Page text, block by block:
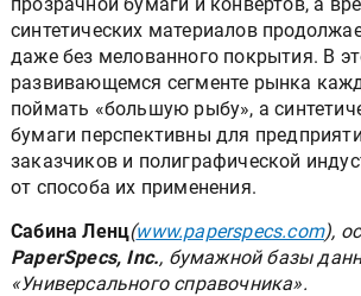
синтетических материалов
даже без мелованного покрытия. В
развивающемся сегменте рынка
поймать «большую рыбу», а
бумаги перспективны для
заказчиков и полиграфической
от способа их применения.
Сабина Ленц(www.paperspecs.com),
PaperSpecs, Inc., бумажной базы
«Универсального справочника».